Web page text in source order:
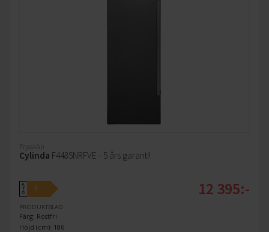
Frysskåp
Cylinda F4485NRFVE - 5 års garanti!
A
↑
G
E
PRODUKTBLAD
Färg: Rostfri
Höjd (cm): 186
12 395:-